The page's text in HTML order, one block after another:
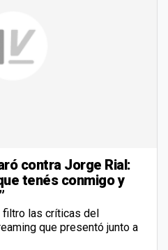
contra Jorge Rial:
tenés conmigo y
filtro las críticas del
que presentó junto a